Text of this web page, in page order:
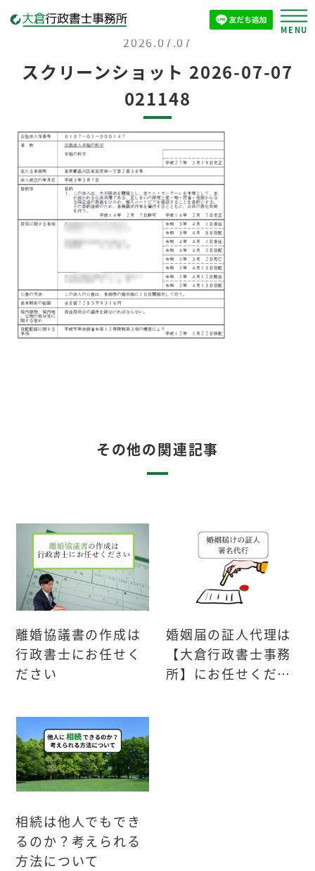
2026.07.07
スクリーンショット 2026-07-07
021148
その他の関連記事
離婚協議書の作成は
行政書士にお任せく
ださい
婚姻届の証人代理は
【大倉行政書士事務
所】にお任せくださ
相続は他人でもでき
るのか？考えられる
方法について